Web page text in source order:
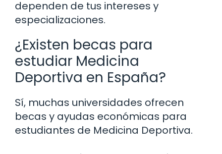
dependen de tus intereses y
especializaciones.
¿Existen becas para
estudiar Medicina
Deportiva en España?
Sí, muchas universidades ofrecen
becas y ayudas económicas para
estudiantes de Medicina Deportiva.